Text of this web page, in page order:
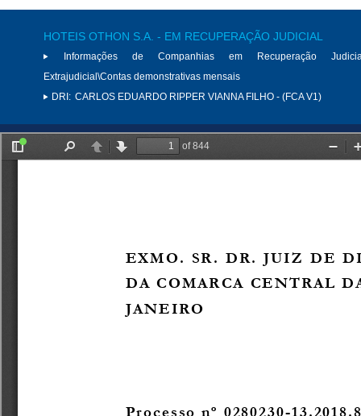
HOTEIS OTHON S.A. - EM RECUPERAÇÃO JUDICIAL
Informações de Companhias em Recuperação
Extrajudicial\Contas demonstrativas mensais
DRI: CARLOS EDUARDO RIPPER VIANNA FILHO - (FCA V1)